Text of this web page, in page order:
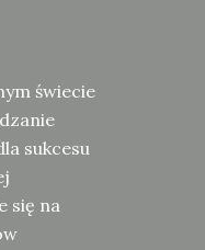
świecie
sukcesu
się na